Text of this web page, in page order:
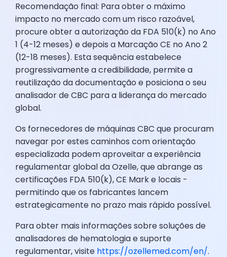
Recomendação final: Para obter o máximo
impacto no mercado com um risco razoável,
procure obter a autorização da FDA 510(k) no Ano
1 (4-12 meses) e depois a Marcação CE no Ano 2
(12-18 meses). Esta sequência estabelece
progressivamente a credibilidade, permite a
reutilização da documentação e posiciona o seu
analisador de CBC para a liderança do mercado
global.
Os fornecedores de máquinas CBC que procuram
navegar por estes caminhos com orientação
especializada podem aproveitar a experiência
regulamentar global da Ozelle, que abrange as
certificações FDA 510(k), CE Mark e locais -
permitindo que os fabricantes lancem
estrategicamente no prazo mais rápido possível.
Para obter mais informações sobre soluções de
analisadores de hematologia e suporte
regulamentar, visite https://ozellemed.com/en/.